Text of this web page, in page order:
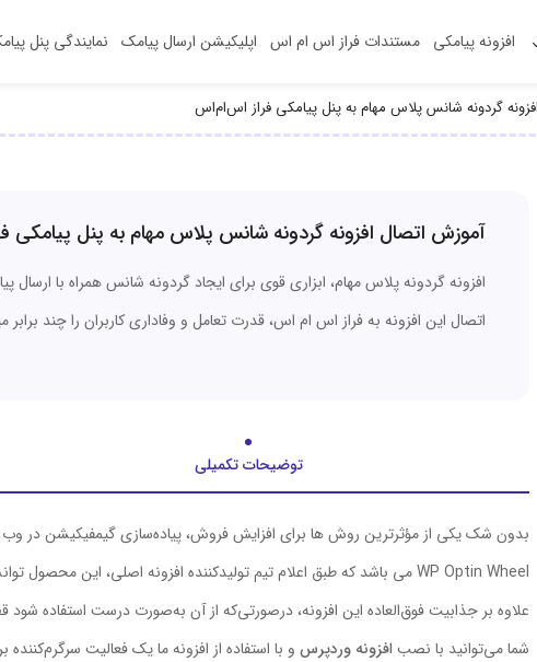
افزونه‌ پیامکی مستندات فراز اس ام اس اپلیکیشن‌ ارسال پیامک نمایندگی پنل
گردونه شانس پلاس مهام به پنل پیامکی فراز اس‌ام‌اس
آموزش اتصال افزونه گردونه شانس پلاس مهام به پنل پیامکی
افزونه گردونه پلاس مهام، ابزاری قوی برای ایجاد گردونه شانس همراه با ارسال
اتصال این افزونه به فراز اس ام اس، قدرت تعامل و وفاداری کاربران را چند برابر
توضیحات تکمیلی
بدون شک یکی از مؤثرترین روش ها برای افزایش فروش، پیاده‌سازی گیمفیکیشن در
WP Optin Wheel می باشد که طبق اعلام تیم تولیدکننده افزونه اصلی، این محصول توانسته نرخ ثبت‌نام را به میزان 200 درصد افزایش دهد.
علاوه بر جذابیت فوق‌العاده این افزونه، درصورتی‌که از آن به‌صورت درست استفاده
شما می‌توانید با نصب افزونه وردپرس و با استفاده از افزونه ما یک فعالیت